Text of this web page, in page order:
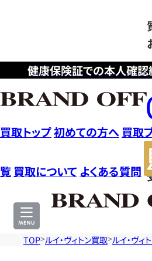
健康保険証での本人確
リ
ー
買取トップ初めての方へ 買取
覧 買取について よくある質問
TOP ルイ・ヴィトン買取 ルイ・ヴィ